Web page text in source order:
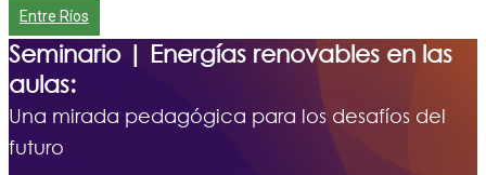
Entre Ríos
Seminario | Energías renovables en las
aulas:
Una mirada pedagógica para los desafíos del
futuro